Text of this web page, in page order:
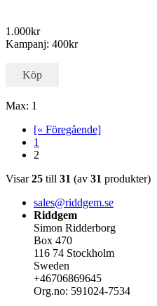
1.000kr
Kampanj: 400kr
Köp
Max: 1
[« Föregående]
1
2
Visar25 till 31 (av 31 produkter)
sales@riddgem.se
Riddgem
Simon Ridderborg
Box 470
116 74 Stockholm
Sweden
+46706869645
Org.no: 591024-7534